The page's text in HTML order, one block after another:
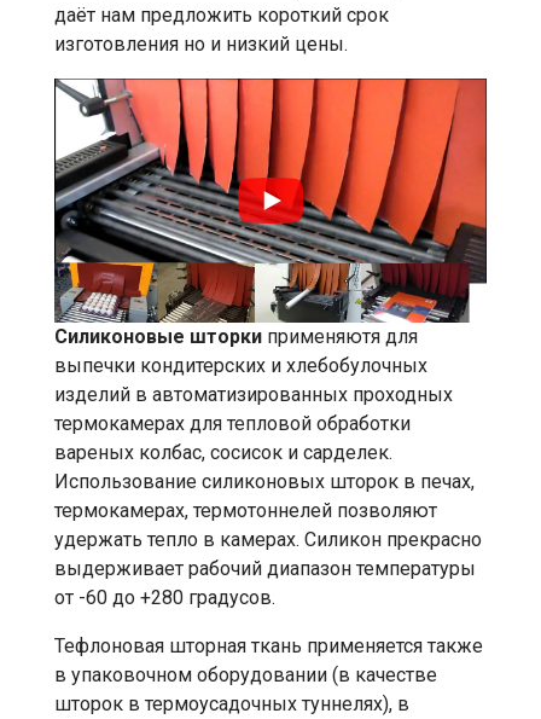
даёт нам предложить короткий срок
изготовления но и низкий цены.
Силиконовые шторки применяютя для
выпечки кондитерских и хлебобулочных
изделий в автоматизированных проходных
термокамерах для тепловой обработки
вареных колбас, сосисок и сарделек.
Использование силиконовых шторок в печах,
термокамерах, термотоннелей позволяют
удержать тепло в камерах. Силикон прекрасно
выдерживает рабочий диапазон температуры
от -60 до +280 градусов.
Тефлоновая шторная ткань применяется также
в упаковочном оборудовании (в качестве
шторок в термоусадочных туннелях), в